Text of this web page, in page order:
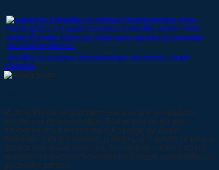
Installer un mitigeur thermostatique soi-même : mode
d’emploi
Mathias Pili est un plombier passionné par le monde du
bricolage et de la rénovation. Fort de plus de dix ans
d’expérience sur les chantiers, il partage sur Rapid-
Plomberie.com des conseils pratiques, des guides simples et
des astuces issues du terrain. Son objectif : aider chacun à
entretenir sa maison efficacement et à mieux comprendre les
gestes des artisans.